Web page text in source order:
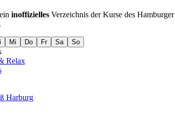
inoffiziellesVerzeichnis der Kurse des Hamburger
Mi Do Fr Sa So
Relax
Harburg